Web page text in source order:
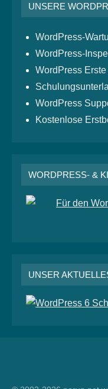
UNSERE
WordPress-
WordPress-
WordPress
WordPress
Kostenlose
WORDPRESS- &
UNSER